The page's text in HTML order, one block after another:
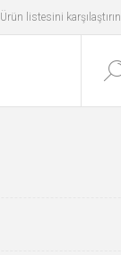
Ürün listesini karşılaştırın